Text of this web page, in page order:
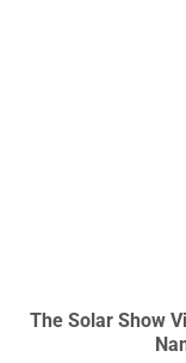
The Solar Show Vietnam